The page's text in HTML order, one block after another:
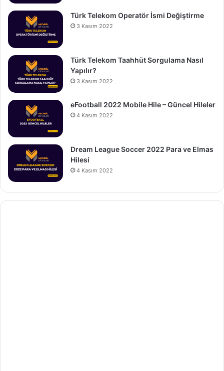
Türk Telekom Operatör İsmi Değiştirme
3 Kasım 2022
Türk Telekom Taahhüt Sorgulama Nasıl
Yapılır?
3 Kasım 2022
eFootball 2022 Mobile Hile – Güncel Hileler
4 Kasım 2022
Dream League Soccer 2022 Para ve Elmas
Hilesi
4 Kasım 2022